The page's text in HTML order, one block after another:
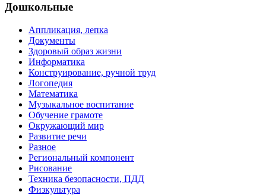
Дошкольные
Аппликация, лепка
Документы
Здоровый образ жизни
Информатика
Конструирование, ручной труд
Логопедия
Математика
Музыкальное воспитание
Обучение грамоте
Окружающий мир
Развитие речи
Разное
Региональный компонент
Рисование
Техника безопасности, ПДД
Физкультура